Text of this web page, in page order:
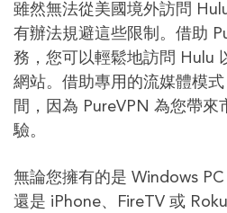
雖然無法從美國境外訪問
有辦法規避這些限制。借助
務，您可以輕鬆地訪問 Hulu
網站。借助專用的流媒體模
間，因為 PureVPN 為您帶來
驗。
無論您擁有的是 Windows
還是 iPhone、FireTV 或